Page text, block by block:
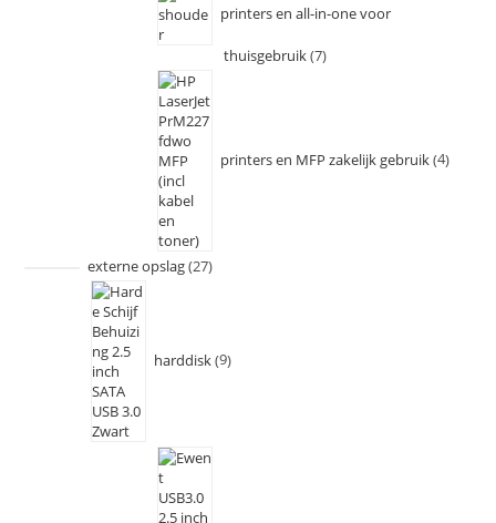
printers en all-in-one voor
thuisgebruik 7
printers en MFP zakelijk gebruik 4
externe opslag 27
harddisk 9